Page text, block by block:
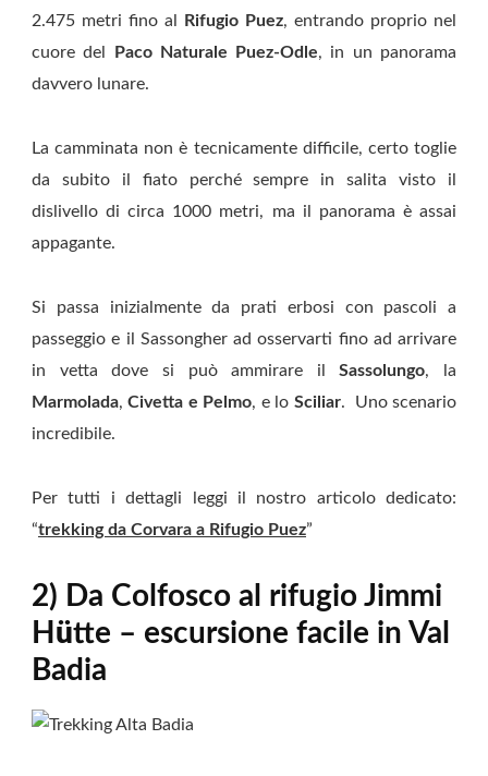
2.475 metri fino al
Rifugio Puez, entrando proprio nel
cuore del
Paco Naturale Puez-Odle, in un panorama
davvero lunare.
La camminata non è tecnicamente difficile, certo toglie
da subito il fiato perché sempre in salita visto il
dislivello di circa 1000 metri, ma il panorama è assai
appagante.
Si passa inizialmente da prati erbosi con pascoli a
passeggio e il Sassongher ad osservarti fino ad arrivare
in vetta dove si può ammirare ilSassolungo, la
Marmolada,Civetta e Pelmo, e lo Sciliar. Uno scenario
incredibile.
Per tutti i dettagli leggi il nostro articolo dedicato:
“trekking da Corvara a Rifugio Puez”
2) Da Colfosco al rifugio Jimmi
H ütte – escursione facile in Val
Badia